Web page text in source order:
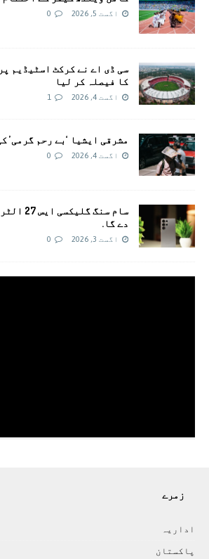
اگست 5, 2026 0
سی ڈی اے نے کرکٹ اسٹیڈیم
کا فیصلہ کر لیا
اگست 4, 2026 1
مشرقی ایشیا ‘بے رحم گرمی’
اگست 4, 2026 0
سام سنگ
دے گا.
اگست 3, 2026 0
زمرے
اداريہ
پاکستان